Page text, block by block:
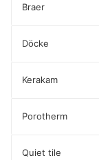
Braer
Döcke
Kerakam
Porotherm
Quiet tile